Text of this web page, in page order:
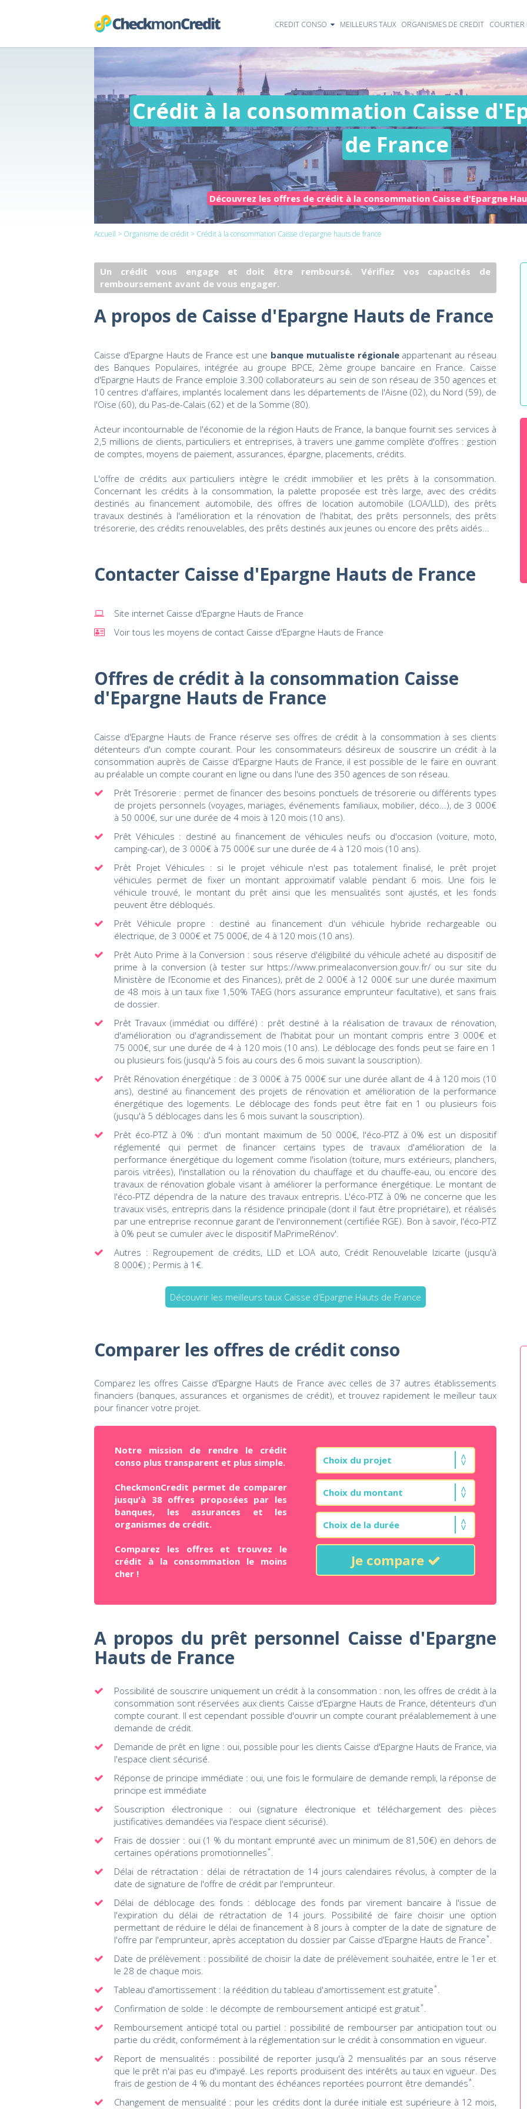
CREDIT CONSO MEILLEURS TAUX ORGANISMES DE CREDIT COURTIER
Crédit à la consommation Caisse
de France
Découvrez les offres de crédit à la consommation Caisse d'Epargne
Accueil > Organisme de crédit > Crédit à la consommation Caisse d'epargne hauts de france
Un crédit vous engage et doit être remboursé. Vérifiez vos capacités de
remboursement avant de vous engager.
A propos de Caisse d'Epargne Hauts de France
Caisse d'Epargne Hauts de France est une banque mutualiste régionaleappartenant au réseau
des Banques Populaires, intégrée au groupe BPCE, 2ème groupe bancaire en France. Caisse
d'Epargne Hauts de France emploie 3.300 collaborateurs au sein de son réseau de 350 agences et
10 centres d'affaires, implantés localement dans les départements de l'Aisne (02), du Nord (59), de
l'Oise (60), du Pas-de-Calais (62) et de la Somme (80).
Acteur incontournable de l'économie de la région Hauts de France, la banque fournit ses services à
2,5 millions de clients, particuliers et entreprises, à travers une gamme complète d'offres : gestion
de comptes, moyens de paiement, assurances, épargne, placements, crédits.
L'offre de crédits aux particuliers intègre le crédit immobilier et les prêts à la consommation.
Concernant les crédits à la consommation, la palette proposée est très large, avec des crédits
destinés au financement automobile, des offres de location automobile (LOA/LLD), des prêts
travaux destinés à l'amélioration et la rénovation de l'habitat, des prêts personnels, des prêts
trésorerie, des crédits renouvelables, des prêts destinés aux jeunes ou encore des prêts aidés...
Contacter Caisse d'Epargne Hauts de France
Site internet Caisse d'Epargne Hauts de France
Voir tous les moyens de contact Caisse d'Epargne Hauts de France
Offres de crédit à la consommation Caisse
d'Epargne Hauts de France
Caisse d'Epargne Hauts de France réserve ses offres de crédit à la consommation à ses clients
détenteurs d'un compte courant. Pour les consommateurs désireux de souscrire un crédit à la
consommation auprès de Caisse d'Epargne Hauts de France, il est possible de le faire en ouvrant
au préalable un compte courant en ligne ou dans l'une des 350 agences de son réseau.
Prêt Trésorerie : permet de financer des besoins ponctuels de trésorerie ou différents types
de projets personnels (voyages, mariages, événements familiaux, mobilier, déco...), de 3 000€
à 50 000€, sur une durée de 4 mois à 120 mois (10 ans).
Prêt Véhicules : destiné au financement de véhicules neufs ou d'occasion (voiture, moto,
camping-car), de 3 000€ à 75 000€ sur une durée de 4 à 120 mois (10 ans).
Prêt Projet Véhicules : si le projet véhicule n'est pas totalement finalisé, le prêt projet
véhicules permet de fixer un montant approximatif valable pendant 6 mois. Une fois le
véhicule trouvé, le montant du prêt ainsi que les mensualités sont ajustés, et les fonds
peuvent être débloqués.
Prêt Véhicule propre : destiné au financement d'un véhicule hybride rechargeable ou
électrique, de 3 000€ et 75 000€, de 4 à 120 mois (10 ans).
Prêt Auto Prime à la Conversion : sous réserve d'éligibilité du véhicule acheté au dispositif de
prime à la conversion (à tester sur https://www.primealaconversion.gouv.fr/ ou sur site du
Ministère de l’Economie et des Finances), prêt de 2 000€ à 12 000€ sur une durée maximum
de 48 mois à un taux fixe 1,50% TAEG (hors assurance emprunteur facultative), et sans frais
de dossier.
Prêt Travaux (immédiat ou différé) : prêt destiné à la réalisation de travaux de rénovation,
d'amélioration ou d'agrandissement de l'habitat pour un montant compris entre 3 000€ et
75 000€, sur une durée de 4 à 120 mois (10 ans). Le déblocage des fonds peut se faire en 1
ou plusieurs fois (jusqu'à 5 fois au cours des 6 mois suivant la souscription).
Prêt Rénovation énergétique : de 3 000€ à 75 000€ sur une durée allant de 4 à 120 mois (10
ans), destiné au financement des projets de rénovation et amélioration de la performance
énergétique des logements. Le déblocage des fonds peut être fait en 1 ou plusieurs fois
(jusqu'à 5 déblocages dans les 6 mois suivant la souscription).
Prêt éco-PTZ à 0% : d'un montant maximum de 50 000€, l'éco-PTZ à 0% est un dispositif
réglementé qui permet de financer certains types de travaux d'amélioration de la
performance énergétique du logement comme l'isolation (toiture, murs extérieurs, planchers,
parois vitrées), l'installation ou la rénovation du chauffage et du chauffe-eau, ou encore des
travaux de rénovation globale visant à améliorer la performance énergétique. Le montant de
l'éco-PTZ dépendra de la nature des travaux entrepris. L'éco-PTZ à 0% ne concerne que les
travaux visés, entrepris dans la résidence principale (dont il faut être propriétaire), et réalisés
par une entreprise reconnue garant de l'environnement (certifiée RGE). Bon à savoir, l'éco-PTZ
à 0% peut se cumuler avec le dispositif MaPrimeRénov'.
Autres : Regroupement de crédits, LLD et LOA auto, Crédit Renouvelable Izicarte (jusqu'à
8 000€) ; Permis à 1€.
Découvrir les meilleurs taux Caisse d'Epargne Hauts de France
Comparer les offres de crédit conso
Comparez les offres Caisse d'Epargne Hauts de France avec celles de 37 autres établissements
financiers (banques, assurances et organismes de crédit), et trouvez rapidement le meilleur taux
pour financer votre projet.
Notre mission de rendre le crédit
conso plus transparent et plus simple.
CheckmonCredit permet de comparer
jusqu'à 38 offres proposées par les
banques, les assurances et les
organismes de crédit.
Comparez les offres et trouvez le
crédit à la consommation le moins
cher !
Je compare
A propos du prêt personnel Caisse d'Epargne
Hauts de France
Possibilité de souscrire uniquement un crédit à la consommation : non, les offres de crédit à la
consommation sont réservées aux clients Caisse d'Epargne Hauts de France, détenteurs d'un
compte courant. Il est cependant possible d'ouvrir un compte courant préalablemement à une
demande de crédit.
Demande de prêt en ligne : oui, possible pour les clients Caisse d'Epargne Hauts de France, via
l'espace client sécurisé.
Réponse de principe immédiate : oui, une fois le formulaire de demande rempli, la réponse de
principe est immédiate
Souscription électronique : oui (signature électronique et téléchargement des pièces
justificatives demandées via l'espace client sécurisé).
Frais de dossier : oui (1 % du montant emprunté avec un minimum de 81,50€) en dehors de
certaines opérations promotionnelles*.
Délai de rétractation : délai de rétractation de 14 jours calendaires révolus, à compter de la
date de signature de l'offre de crédit par l'emprunteur.
Délai de déblocage des fonds : déblocage des fonds par virement bancaire à l'issue de
l'expiration du délai de rétractation de 14 jours. Possibilité de faire choisir une option
permettant de réduire le délai de financement à 8 jours à compter de la date de signature de
l'offre par l'emprunteur, après acceptation du dossier par Caisse d'Epargne Hauts de France*.
Date de prélèvement : possibilité de choisir la date de prélèvement souhaitée, entre le 1er et
le 28 de chaque mois.
Tableau d'amortissement : la réédition du tableau d'amortissement est gratuite*.
Confirmation de solde : le décompte de remboursement anticipé est gratuit*.
Remboursement anticipé total ou partiel : possibilité de rembourser par anticipation tout ou
partie du crédit, conformément à la réglementation sur le crédit à consommation en vigueur.
Report de mensualités : possibilité de reporter jusqu'à 2 mensualités par an sous réserve
que le prêt n'ai pas eu d'impayé. Les reports produisent des intérêts au taux en vigueur. Des
frais de gestion de 4 % du montant des échéances reportées pourront être demandés*.
Changement de mensualité : pour les crédits dont la durée initiale est supérieure à 12 mois,